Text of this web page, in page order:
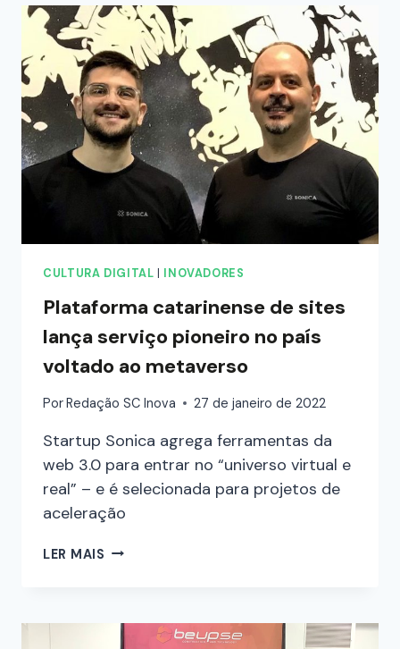
CULTURA DIGITAL INOVADORES
Plataforma catarinense de sites
lança serviço pioneiro no país
voltado ao metaverso
PorRedação SC Inova 27 de janeiro de 2022
Startup Sonica agrega ferramentas da
web 3.0 para entrar no “universo virtual e
real” – e é selecionada para projetos de
aceleração
LER MAIS